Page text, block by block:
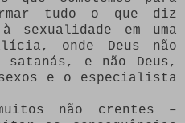
tudo o que diz
sexualidade em uma
onde Deus não
satanás, e não Deus,
e o especialista
não crentes –